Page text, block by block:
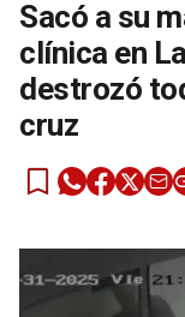
Sacó a su
clínica en
destrozó
cruz